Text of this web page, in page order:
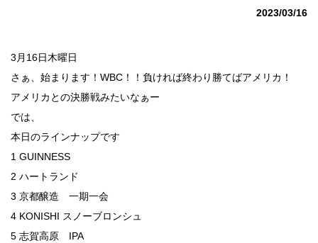
2023/03/16
3月16日木曜日
さぁ、始まります！WBC！！負ければ終わり勝てばアメリカ！
アメリカとの決勝戦みたいなぁー
では、
本日のラインナップです
1 GUINNESS
2 ハートランド
3 京都醸造 一期一会
4 KONISHI スノーブロンシュ
5 志賀高原 IPA